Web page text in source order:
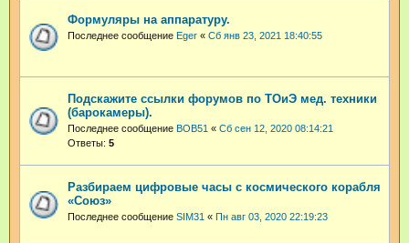
Формуляры на аппаратуру.
Последнее сообщение Eger « Сб янв 23, 2021 18:40:55
Подскажите ссылки форумов по ТОиЭ мед. техники
(барокамеры).
Последнее сообщение BOB51 « Сб сен 12, 2020 08:14:21
Ответы: 5
Разбираем цифровые часы с космического корабля
«Союз»
Последнее сообщение SIM31 « Пн авг 03, 2020 22:19:23